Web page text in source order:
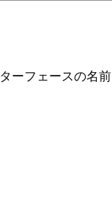
ーフェースの名前